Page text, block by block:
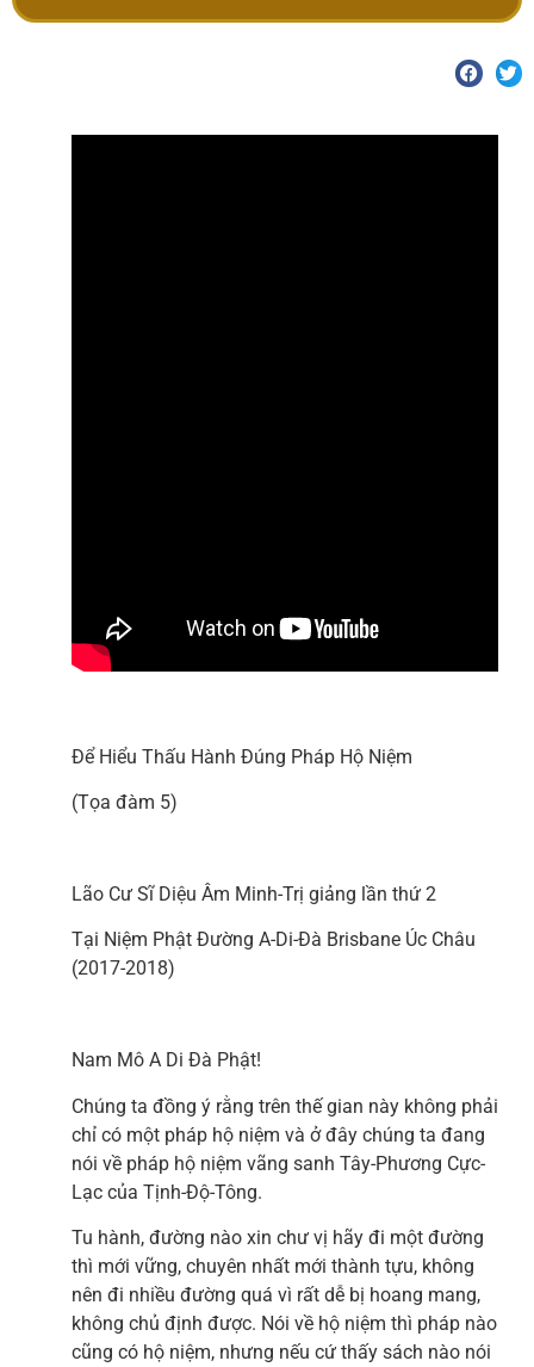
Để Hiểu Thấu Hành Đúng Pháp Hộ Niệm
(Tọa đàm 5)
Lão Cư Sĩ Diệu Âm Minh-Trị giảng lần thứ 2
Tại Niệm Phật Đường A-Di-Đà Brisbane Úc Châu
(2017-2018)
Nam Mô A Di Đà Phật!
Chúng ta đồng ý rằng trên thế gian này không phải
chỉ có một pháp hộ niệm và ở đây chúng ta đang
nói về pháp hộ niệm vãng sanh Tây-Phương Cực-
Lạc của Tịnh-Độ-Tông.
Tu hành, đường nào xin chư vị hãy đi một đường
thì mới vững, chuyên nhất mới thành tựu, không
nên đi nhiều đường quá vì rất dễ bị hoang mang,
không chủ định được. Nói về hộ niệm thì pháp nào
cũng có hộ niệm, nhưng nếu cứ thấy sách nào nói